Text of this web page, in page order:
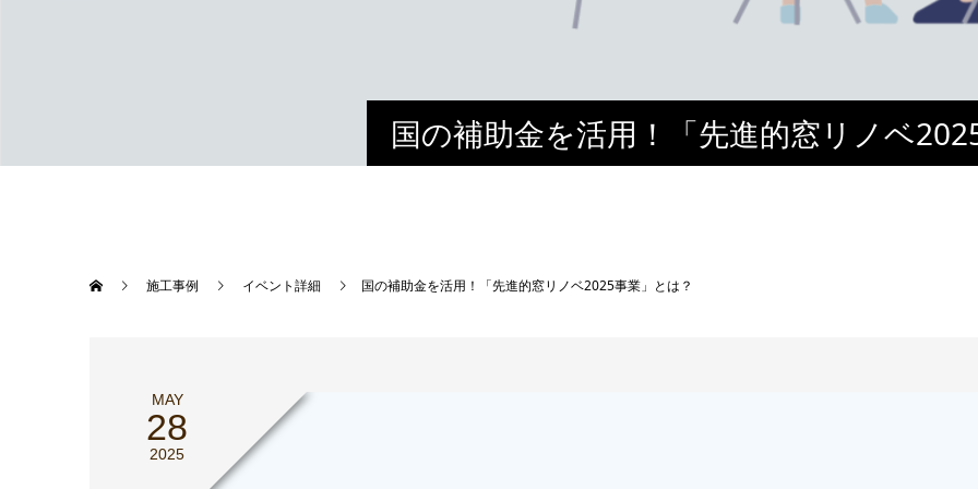
国の補助金を活用！「先進的窓リノベ
施工事例 イベント詳細 国の補助金を活用！「先進的窓リノベ2025事業」とは？
MAY
28
2025